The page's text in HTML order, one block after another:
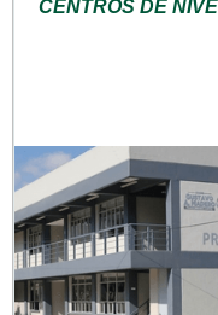
CENTROS DE